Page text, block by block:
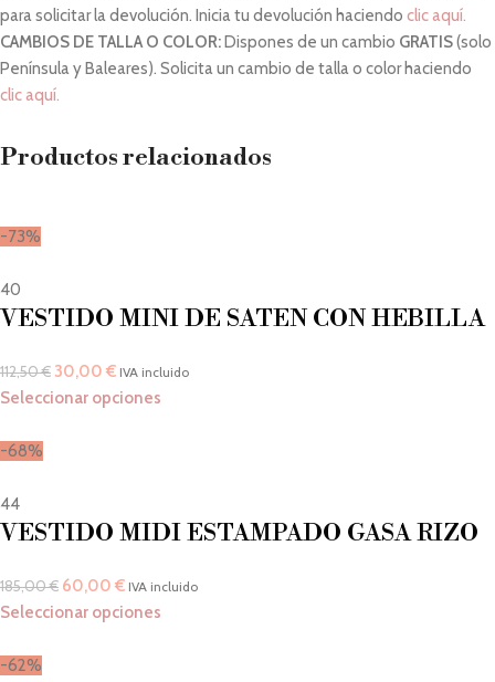
para solicitar la devolución. Inicia tu devolución haciendo clic aquí.
CAMBIOS DE TALLA O COLOR:Dispones de un cambio GRATIS(solo
Península y Baleares). Solicita un cambio de talla o color haciendo
clic aquí.
Productos relacionados
-73%
40
VESTIDO MINI DE SATEN CON HEBILLA
112,50€ 30,00 € IVA incluido
Seleccionar opciones
-68%
44
VESTIDO MIDI ESTAMPADO GASA RIZO
185,00€ 60,00 € IVA incluido
Seleccionar opciones
-62%